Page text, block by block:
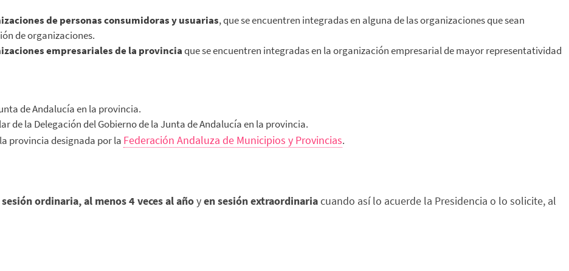
de personas consumidoras y usuarias, que se encuentren integradas en alguna de las organizaciones que sean
de organizaciones.
empresariales de la provinciaque se encuentren integradas en la organización empresarial de mayor representatividad
de Andalucía en la provincia.
de la Delegación del Gobierno de la Junta de Andalucía en la provincia.
provincia designada por la Federación Andaluza de Municipios y Provincias.
ordinaria, al menos 4 veces al añoyen sesión extraordinariacuando así lo acuerde la Presidencia o lo solicite, al